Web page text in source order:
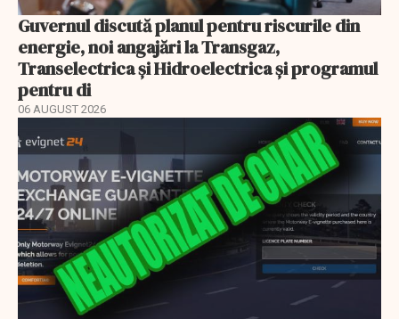
Guvernul discută planul pentru riscurile din
energie, noi angajări la Transgaz,
Transelectrica și Hidroelectrica și programul
pentru di
06 AUGUST 2026